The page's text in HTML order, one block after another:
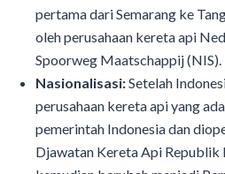
pertama dari Semarang ke
oleh perusahaan kereta api
Spoorweg Maatschappij (NIS).
Nasionalisasi:Setelah
perusahaan kereta api yang
pemerintah Indonesia dan
Djawatan Kereta Api Republik